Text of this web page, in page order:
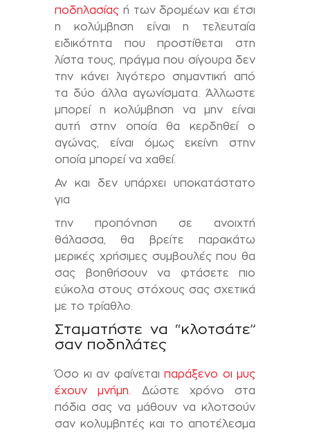
ποδηλασίας ή των δρομέων και έτσι
η κολύμβηση είναι η τελευταία
ειδικότητα που προστίθεται στη
λίστα τους, πράγμα που σίγουρα δεν
την κάνει λιγότερο σημαντική από
τα δύο άλλα αγωνίσματα. Άλλωστε
μπορεί η κολύμβηση να μην είναι
αυτή στην οποία θα κερδηθεί ο
αγώνας, είναι όμως εκείνη στην
οποία μπορεί να χαθεί.
Αν και δεν υπάρχει υποκατάστατο
για
την προπόνηση σε ανοιχτή
θάλασσα, θα βρείτε παρακάτω
μερικές χρήσιμες συμβουλές που θα
σας βοηθήσουν να φτάσετε πιο
εύκολα στους στόχους σας σχετικά
με το τρίαθλο.
Σταματήστε να “κλοτσάτε”
σαν ποδηλάτες
Όσο κι αν φαίνεται παράξενο οι μυς
έχουν μνήμη. Δώστε χρόνο στα
πόδια σας να μάθουν να κλοτσούν
σαν κολυμβητές και το αποτέλεσμα